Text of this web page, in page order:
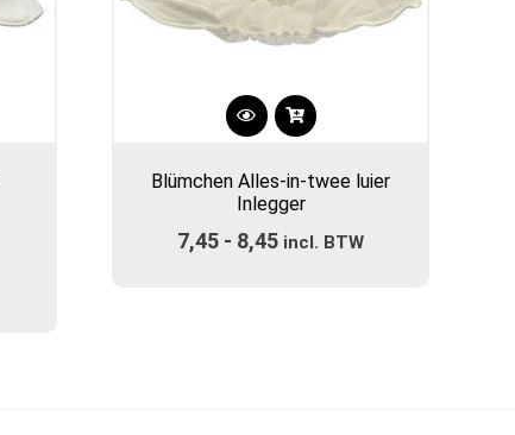
Dit
heeft
meerdere
variaties.
Blümchen Alles-in-twee luier
Inlegger
7,45 - 8,45 Prijsklasse:
incl. BTW